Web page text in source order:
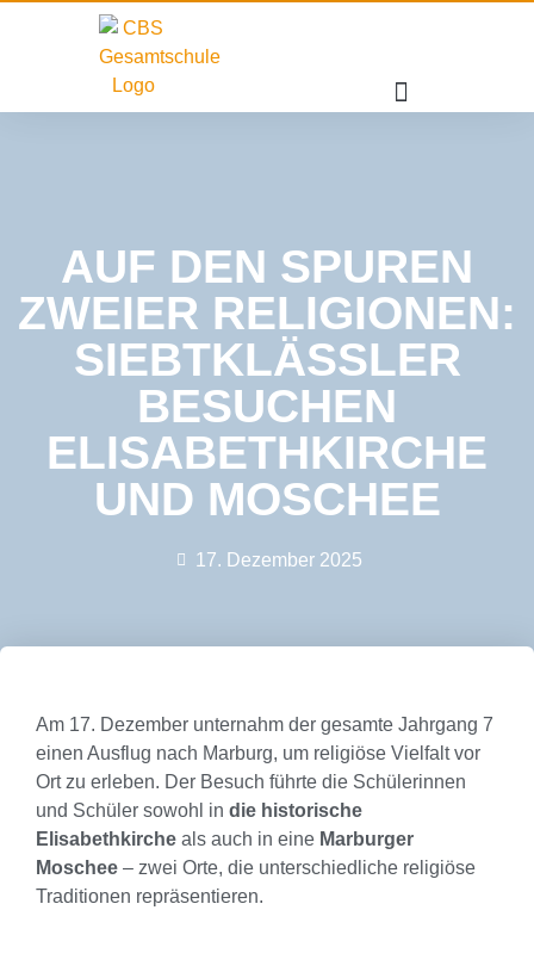
AUF DEN SPUREN
ZWEIER RELIGIONEN:
SIEBTKLÄSSLER
BESUCHEN
ELISABETHKIRCHE
UND MOSCHEE
17. Dezember 2025
Am 17. Dezember unternahm der gesamte Jahrgang 7
einen Ausflug nach Marburg, um religiöse Vielfalt vor
Ort zu erleben. Der Besuch führte die Schülerinnen
und Schüler sowohl in die historische
Elisabethkirche als auch in eine Marburger
Moschee – zwei Orte, die unterschiedliche religiöse
Traditionen repräsentieren.